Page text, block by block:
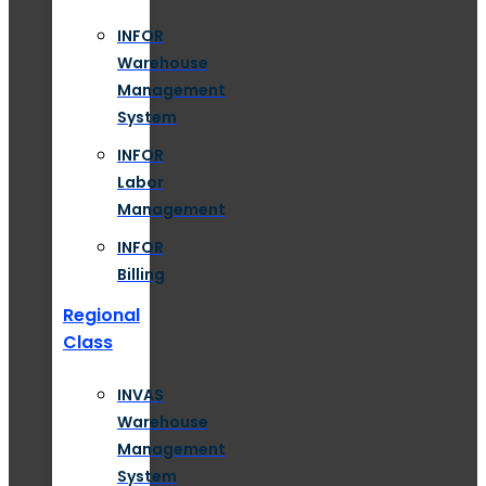
INFOR
Warehouse
Management
System
INFOR
Labor
Management
INFOR
Billing
Regional
Class
INVAS
Warehouse
Management
System